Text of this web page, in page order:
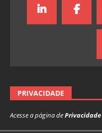
PRIVACIDADE
Acesse a página dePrivacidade